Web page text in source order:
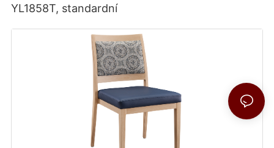
YL1858T, standardní